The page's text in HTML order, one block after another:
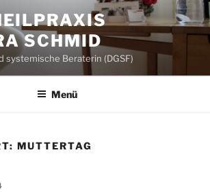
SCHMID
systemische Beraterin (DGSF)
Menü
MUTTERTAG